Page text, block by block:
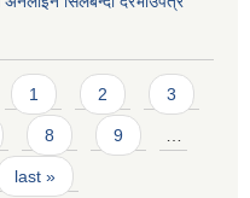
1 2 3
8 9
last »